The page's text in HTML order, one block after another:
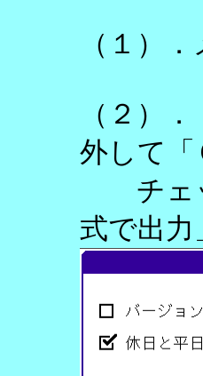
（１）
（２）
外して「
チェッ
式で出力